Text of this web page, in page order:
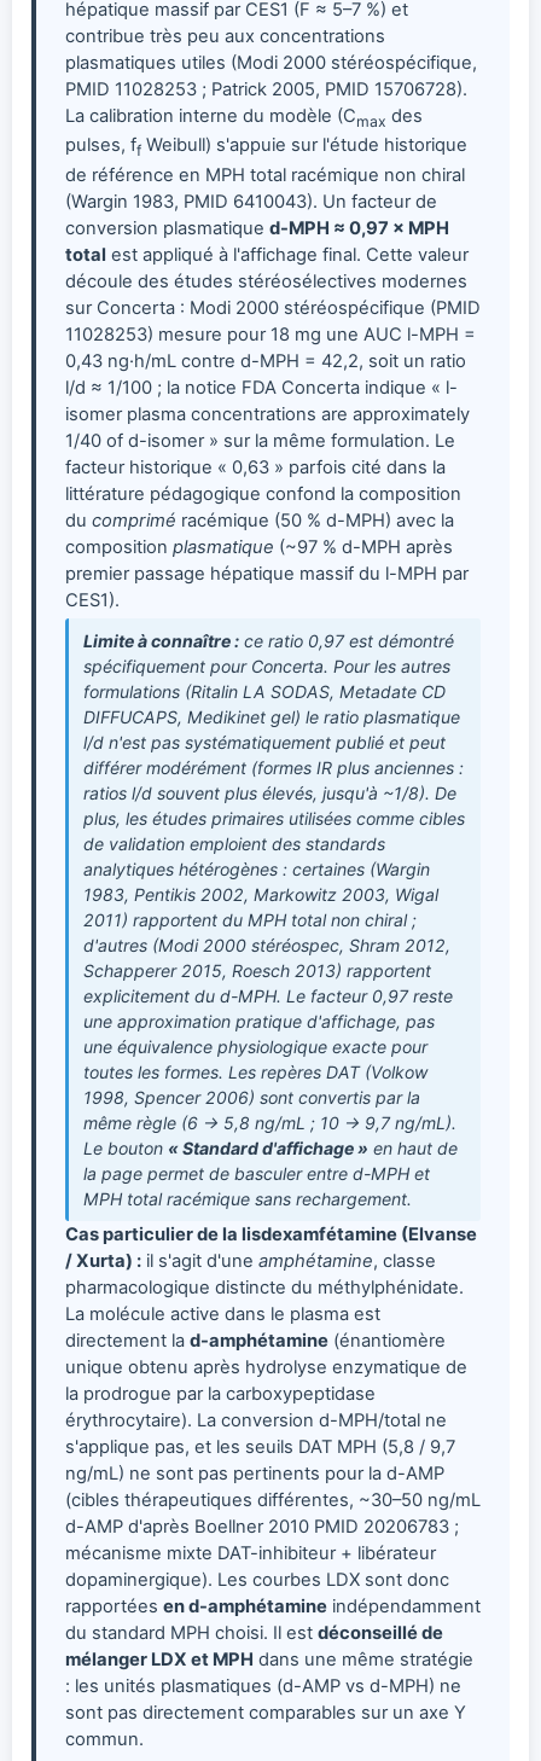
hépatique massif par CES1 (F ≈ 5–7 %) et
contribue très peu aux concentrations
plasmatiques utiles (Modi 2000 stéréospécifique,
PMID 11028253 ; Patrick 2005, PMID 15706728).
La calibration interne du modèle (Cmax des
pulses, ff Weibull) s'appuie sur l'étude historique
de référence en MPH total racémique non chiral
(Wargin 1983, PMID 6410043). Un facteur de
conversion plasmatique d-MPH ≈ 0,97 × MPH
total est appliqué à l'affichage final. Cette valeur
découle des études stéréosélectives modernes
sur Concerta : Modi 2000 stéréospécifique (PMID
11028253) mesure pour 18 mg une AUC l-MPH =
0,43 ng·h/mL contre d-MPH = 42,2, soit un ratio
l/d ≈ 1/100 ; la notice FDA Concerta indique « l-
isomer plasma concentrations are approximately
1/40 of d-isomer » sur la même formulation. Le
facteur historique « 0,63 » parfois cité dans la
littérature pédagogique confond la composition
du comprimé racémique (50 % d-MPH) avec la
composition plasmatique (~97 % d-MPH après
premier passage hépatique massif du l-MPH par
CES1).
Limite à connaître : ce ratio 0,97 est démontré
spécifiquement pour Concerta. Pour les autres
formulations (Ritalin LA SODAS, Metadate CD
DIFFUCAPS, Medikinet gel) le ratio plasmatique
l/d n'est pas systématiquement publié et peut
différer modérément (formes IR plus anciennes :
ratios l/d souvent plus élevés, jusqu'à ~1/8). De
plus, les études primaires utilisées comme cibles
de validation emploient des standards
analytiques hétérogènes : certaines (Wargin
1983, Pentikis 2002, Markowitz 2003, Wigal
2011) rapportent du MPH total non chiral;
d'autres (Modi 2000 stéréospec, Shram 2012,
Schapperer 2015, Roesch 2013) rapportent
explicitement du d-MPH. Le facteur 0,97 reste
une approximation pratique d'affichage, pas
une équivalence physiologique exacte pour
toutes les formes. Les repères DAT (Volkow
1998, Spencer 2006) sont convertis par la
même règle (6 → 5,8 ng/mL ; 10 → 9,7 ng/mL).
Le bouton « Standard d'affichage » en haut de
la page permet de basculer entre d-MPHet
MPH total racémique sans rechargement.
Cas particulier de la lisdexamfétamine (Elvanse
/ Xurta) : il s'agit d'une amphétamine, classe
pharmacologique distincte du méthylphénidate.
La molécule active dans le plasma est
directement la d-amphétamine (énantiomère
unique obtenu après hydrolyse enzymatique de
la prodrogue par la carboxypeptidase
érythrocytaire). La conversion d-MPH/total ne
s'applique pas, et les seuils DAT MPH (5,8 / 9,7
ng/mL) ne sont pas pertinents pour la d-AMP
(cibles thérapeutiques différentes, ~30–50 ng/mL
d-AMP d'après Boellner 2010 PMID 20206783 ;
mécanisme mixte DAT-inhibiteur + libérateur
dopaminergique). Les courbes LDX sont donc
rapportées en d-amphétamine indépendamment
du standard MPH choisi. Il est déconseillé de
mélanger LDX et MPH dans une même stratégie
: les unités plasmatiques (d-AMP vs d-MPH) ne
sont pas directement comparables sur un axe Y
commun.